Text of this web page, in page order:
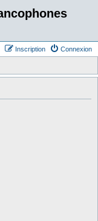
Connexion
Inscription